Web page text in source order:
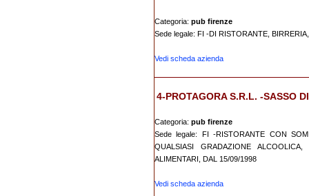
Categoria: pub firenze
Sede legale: FI -DI RISTORANTE,
Vedi scheda azienda
4-PROTAGORA S.R.L. -SASSO
Categoria: pub firenze
Sede legale: FI -RISTORANTE CON
QUALSIASI GRADAZIONE
ALIMENTARI, DAL 15/09/1998
Vedi scheda azienda